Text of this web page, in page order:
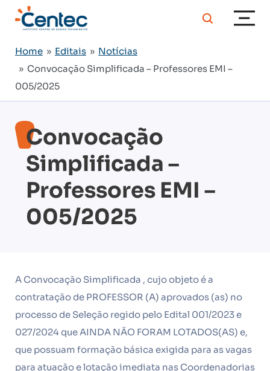
Home » Editais » Notícias
» Convocação Simplificada – Professores EMI –
005/2025
Convocação
Simplificada –
Professores EMI –
005/2025
A Convocação Simplificada , cujo objeto é a
contratação de PROFESSOR (A) aprovados (as) no
processo de Seleção regido pelo Edital 001/2023 e
027/2024 que AINDA NÃO FORAM LOTADOS(AS) e,
que possuam formação básica exigida para as vagas
para atuação e lotação imediata nas Coordenadorias